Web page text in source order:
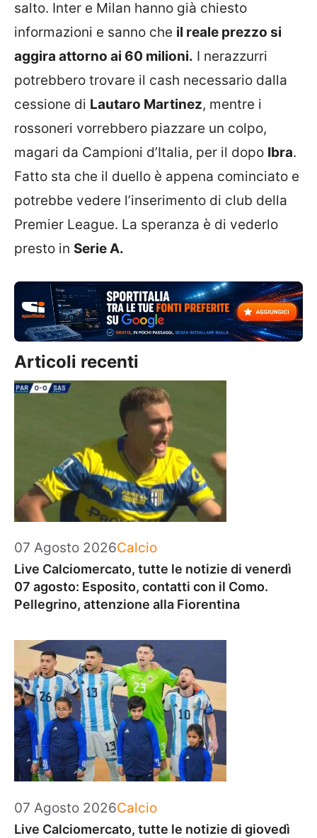
salto. Inter e Milan hanno già chiesto
informazioni e sanno che il reale prezzo si
aggira attorno ai 60 milioni. I nerazzurri
potrebbero trovare il cash necessario dalla
cessione di Lautaro Martinez, mentre i
rossoneri vorrebbero piazzare un colpo,
magari da Campioni d’Italia, per il dopo Ibra.
Fatto sta che il duello è appena cominciato e
potrebbe vedere l’inserimento di club della
Premier League. La speranza è di vederlo
presto in Serie A.
Articoli recenti
07 Agosto 2026Categorie
Calcio
Live Calciomercato, tutte le notizie di venerdì
07 agosto: Esposito, contatti con il Como.
Pellegrino, attenzione alla Fiorentina
07 Agosto 2026Categorie
Calcio
Live Calciomercato, tutte le notizie di giovedì